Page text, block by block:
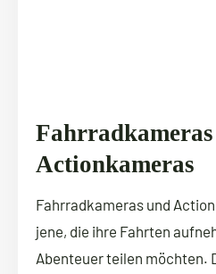
Actionkameras
Fahrradkameras und
jene, die ihre Fahrten
Abenteuer teilen möchten.